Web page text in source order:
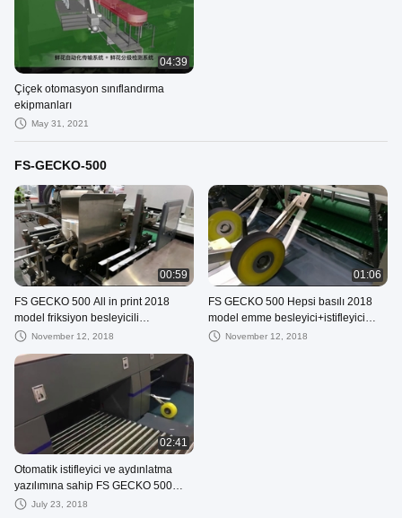
04:39
Çiçek otomasyon sınıflandırma
ekipmanları
May 31, 2021
FS-GECKO-500
00:59
FS GECKO 500 All in print 2018
model friksiyon besleyicili
çalışan+balık pulu çalışan kozmetik
November 12, 2018
01:06
FS GECKO 500 Hepsi basılı 2018
model emme besleyici+istifleyici
çalışan telefon kulübesi
November 12, 2018
02:41
Otomatik istifleyici ve aydınlatma
yazılımına sahip FS GECKO 500
IGAS makinesi
July 23, 2018